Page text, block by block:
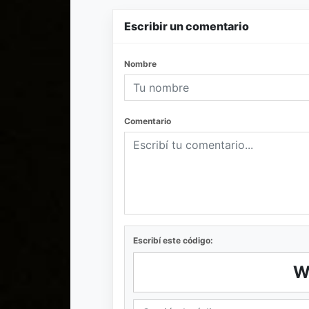
Escribir un comentario
Nombre
Comentario
Escribí este código: